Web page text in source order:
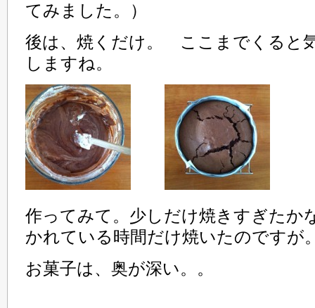
てみました。）
後は、焼くだけ。 ここまでくると
しますね。
作ってみて。少しだけ焼きすぎたか
かれている時間だけ焼いたのですが
お菓子は、奥が深い。。